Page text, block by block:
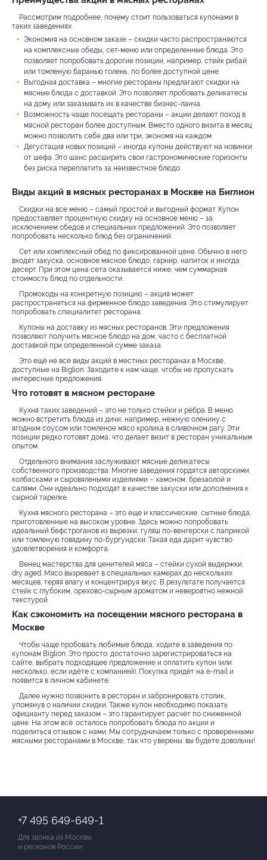
Рассмотрим подробнее, почему стоит пользоваться купонами в
таких заведениях.
Экономия на основном заказе – скидки часто распространяются
на комплексные обеды, сет-меню или определенные блюда. Это
позволяет попробовать дорогие позиции, например, стейк рибай
или томленую баранью голень, по более доступной цене.
Выгодная доставка – многие рестораны предлагают скидки на
мясные блюда с доставкой. Это позволяет пробовать деликатесы
на дому или заказывать их в качестве бизнес-ланча.
Возможность чаще посещать рестораны – акции делают поход в
мясной ресторан более доступным. Вместо одного визита в месяц
можно позволить себе два или три, экономя на каждом.
Дегустация новых позиций – иногда купоны действуют на новинки
от шефа. Это шанс расширить свои гастрономические горизонты
без риска переплатить за неизвестное блюдо.
Виды акций в мясных ресторанах в Москве на Биглион
Скидки на все меню – самый простой и выгодный формат. Купон
предоставляет процентную скидку на основное меню – за
исключением обедов и специальных предложений. Это позволяет
попробовать несколько блюд без ограничений.
Сет или комплексный обед по фиксированной цене. Обычно в него
входят закуска, основное мясное блюдо, гарнир, напиток и иногда
десерт. При этом цена сета оказывается ниже, чем суммарная
стоимость блюд по отдельности.
Промокоды на конкретную позицию – акция может
распространяться на фирменное блюдо заведения. Это стимулирует
попробовать специалитет ресторана.
Купоны на доставку из мясных ресторанов. Эти предложения
позволяют получить мясное блюдо на дом, часто с бесплатной
доставкой при определенной сумме заказа.
Это ещё не все виды акций в местных ресторанах в Москве,
доступные на Biglion. Заходите к нам чаще, чтобы не пропускать
интересные предложения.
Что готовят в мясном ресторане
Кухня таких заведений – это не только стейки и рёбра. В меню
можно встретить блюда из дичи, например, нежную оленину с
ягодным соусом или томленое мясо кролика в сливочном рагу. Эти
позиции редко готовят дома, что делает визит в ресторан уникальным
опытом.
Отдельного внимания заслуживают мясные деликатесы
собственного производства. Многие заведения гордятся авторскими
колбасками и сыровялеными изделиями – хамоном, брезаолой и
салями. Они идеально подходят в качестве закуски или дополнения к
сырной тарелке.
Кухня мясного ресторана – это еще и классические, сытные блюда,
приготовленные на высоком уровне. Здесь можно попробовать
идеальный бефстроганов из вырезки, гуляш по-венгерски с паприкой
или томленую говядину по-бургундски. Такая еда дарит чувство
удовлетворения и комфорта.
Венец мастерства для ценителей мяса – стейки сухой выдержки,
dry aged. Мясо вызревает в специальных камерах до нескольких
месяцев, теряя влагу и концентрируя вкус. В результате получается
стейк с глубоким, орехово-сырным ароматом и невероятно нежной
текстурой.
Как сэкономить на посещении мясного ресторана в
Москве
Чтобы чаще пробовать любимые блюда, ходите в заведения по
купонам Biglion. Это просто: достаточно зарегистрироваться на
сайте, выбрать подходящее предложение и оплатить купон (или
несколько, если идёте с компанией). Покупка придёт на e-mail и
появится в личном кабинете.
Далее нужно позвонить в ресторан и забронировать столик,
упомянув о наличии скидки. Также купон необходимо показать
официанту перед заказом – это гарантирует расчёт по сниженной
цене. На этом всё: осталось попробовать блюда по акции и
поделиться отзывом с нами. Мы сотрудничаем только с проверенными
мясными ресторанами в Москве, так что уверены: вы будете довольны!
+7 495 649-649-1
Для звонка из Москвы
и регионов России